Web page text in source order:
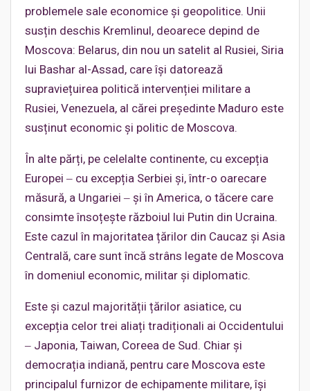
problemele sale economice și geopolitice. Unii
susțin deschis Kremlinul, deoarece depind de
Moscova: Belarus, din nou un satelit al Rusiei, Siria
lui Bashar al-Assad, care își datorează
supraviețuirea politică intervenției militare a
Rusiei, Venezuela, al cărei președinte Maduro este
susținut economic și politic de Moscova.
În alte părți, pe celelalte continente, cu excepția
Europei ‒ cu excepția Serbiei și, într-o oarecare
măsură, a Ungariei ‒ și în America, o tăcere care
consimte însoțește războiul lui Putin din Ucraina.
Este cazul în majoritatea țărilor din Caucaz și Asia
Centrală, care sunt încă strâns legate de Moscova
în domeniul economic, militar și diplomatic.
Este și cazul majorității țărilor asiatice, cu
excepția celor trei aliați tradiționali ai Occidentului
‒ Japonia, Taiwan, Coreea de Sud. Chiar și
democrația indiană, pentru care Moscova este
principalul furnizor de echipamente militare, își